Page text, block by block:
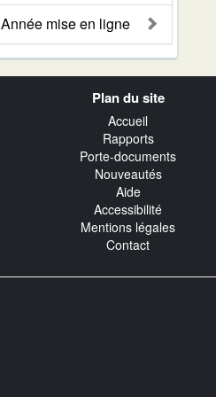
Année mise en ligne
Plan du site
Accueil
Rapports
Porte-documents
Nouveautés
Aide
Accessibilité
Mentions légales
Contact